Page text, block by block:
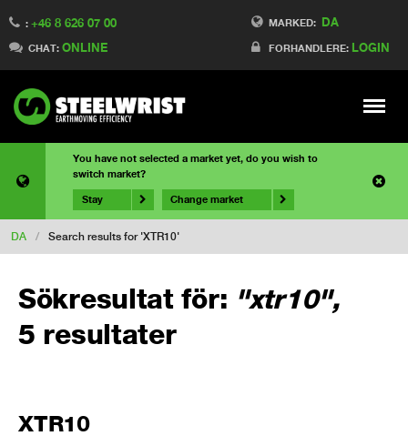
MARKED: DA
FORHANDLERE: LOGIN
: +46 8 626 07 00
CHAT: ONLINE
Meny
You have not selected a market yet, do you wish to
switch market?
Stay Change market
DA / Search results for 'XTR10'
Sökresultat för: "xtr10",
5 resultater
XTR10